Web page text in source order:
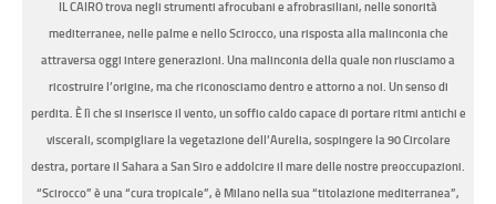
IL CAIRO trova negli strumenti afrocubani e afrobrasiliani, nelle sonorità
mediterranee, nelle palme e nello Scirocco, una risposta alla malinconia che
attraversa oggi intere generazioni. Una malinconia della quale non riusciamo a
ricostruire l’origine, ma che riconosciamo dentro e attorno a noi. Un senso di
perdita. È lì che si inserisce il vento, un soffio caldo capace di portare ritmi antichi e
viscerali, scompigliare la vegetazione dell’Aurelia, sospingere la 90 Circolare
destra, portare il Sahara a San Siro e addolcire il mare delle nostre preoccupazioni.
“Scirocco” è una “cura tropicale”, è Milano nella sua “titolazione mediterranea”,